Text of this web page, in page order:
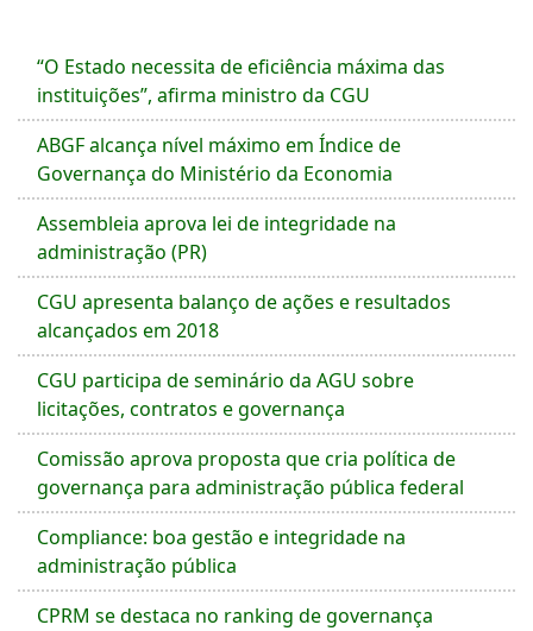
“O Estado necessita de eficiência máxima das
instituições”, afirma ministro da CGU
ABGF alcança nível máximo em Índice de
Governança do Ministério da Economia
Assembleia aprova lei de integridade na
administração (PR)
CGU apresenta balanço de ações e resultados
alcançados em 2018
CGU participa de seminário da AGU sobre
licitações, contratos e governança
Comissão aprova proposta que cria política de
governança para administração pública federal
Compliance: boa gestão e integridade na
administração pública
CPRM se destaca no ranking de governança